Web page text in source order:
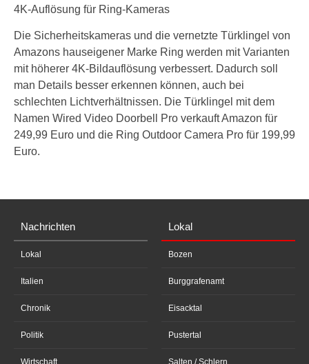
4K-Auflösung für Ring-Kameras
Die Sicherheitskameras und die vernetzte Türklingel von
Amazons hauseigener Marke Ring werden mit Varianten
mit höherer 4K-Bildauflösung verbessert. Dadurch soll
man Details besser erkennen können, auch bei
schlechten Lichtverhältnissen. Die Türklingel mit dem
Namen Wired Video Doorbell Pro verkauft Amazon für
249,99 Euro und die Ring Outdoor Camera Pro für 199,99
Euro.
Nachrichten
Lokal
Italien
Chronik
Politik
Wirtschaft
Lokal
Bozen
Burggrafenamt
Eisacktal
Pustertal
Salten / Schlern